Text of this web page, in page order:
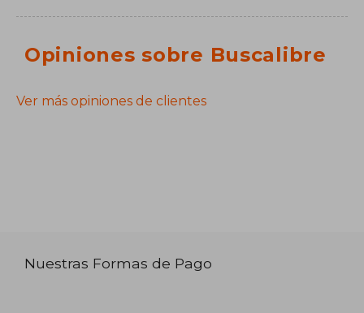
Opiniones sobre Buscalibre
Ver más opiniones de clientes
Nuestras Formas de Pago